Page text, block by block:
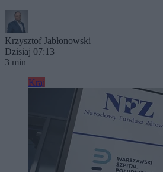
Krzysztof Jabłonowski
Dzisiaj 07:13
3 min
Kraj